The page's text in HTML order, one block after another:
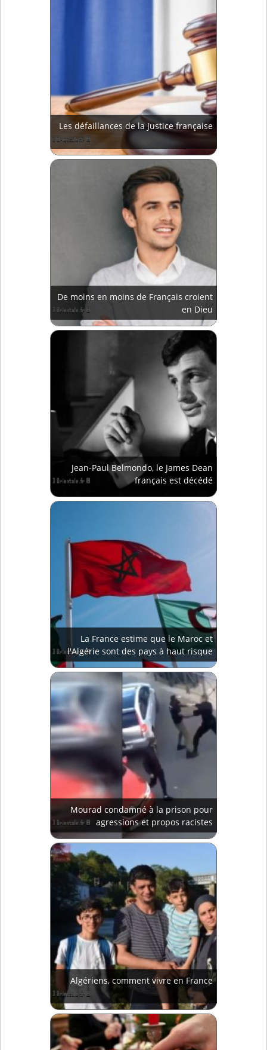
Les défaillances de la Justice française
De moins en moins de Français croient
en Dieu
Jean-Paul Belmondo, le James Dean
français est décédé
La France estime que le Maroc et
l'Algérie sont des pays à haut risque
Mourad condamné à la prison pour
agressions et propos racistes
Algériens, comment vivre en France